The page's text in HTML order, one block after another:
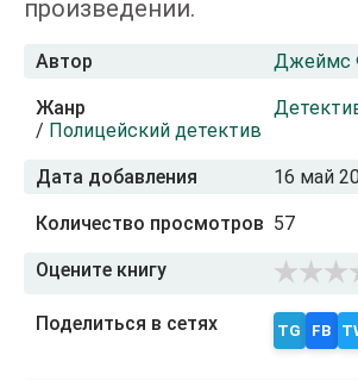
произведении.
Автор Джеймс
Жанр
/ Полицейский детектив
Дата добавления 16 май
Количество просмотров 57
Оцените книгу
Поделиться в сетях TG FB